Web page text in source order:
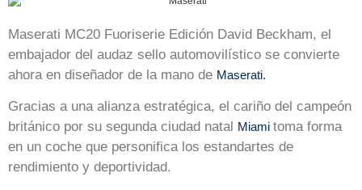
Maserati MC20 Fuoriserie Edición David Beckham, el
embajador del audaz sello automovilístico se convierte
ahora en diseñador de la mano de Maserati.
Gracias a una alianza estratégica, el cariño del campeón
británico por su segunda ciudad natal Miami toma forma
en un coche que personifica los estandartes de
rendimiento y deportividad.